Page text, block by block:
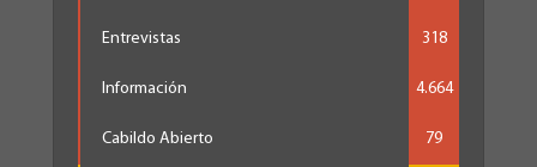
Entrevistas 318
Información 4.664
Cabildo Abierto 79